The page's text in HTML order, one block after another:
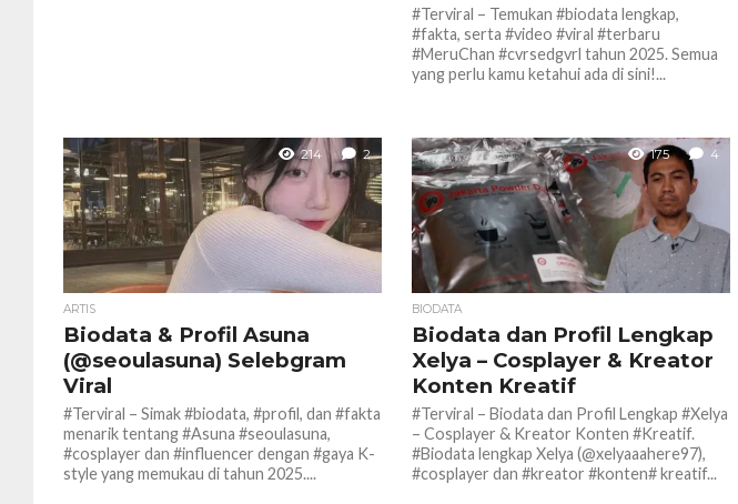
#Terviral – Temukan #biodata lengkap,
#fakta, serta #video #viral #terbaru
#MeruChan #cvrsedgvrl tahun 2025. Semua
yang perlu kamu ketahui ada di sini!...
214 2
ARTIS
Biodata & Profil Asuna
(@seoulasuna) Selebgram
Viral
#Terviral – Simak #biodata, #profil, dan #fakta
menarik tentang #Asuna #seoulasuna,
#cosplayer dan #influencer dengan #gaya K-
style yang memukau di tahun 2025....
175 4
BIODATA
Biodata dan Profil Lengkap
Xelya – Cosplayer & Kreator
Konten Kreatif
#Terviral – Biodata dan Profil Lengkap #Xelya
– Cosplayer & Kreator Konten #Kreatif.
#Biodata lengkap Xelya (@xelyaaahere97),
#cosplayer dan #kreator #konten# kreatif...